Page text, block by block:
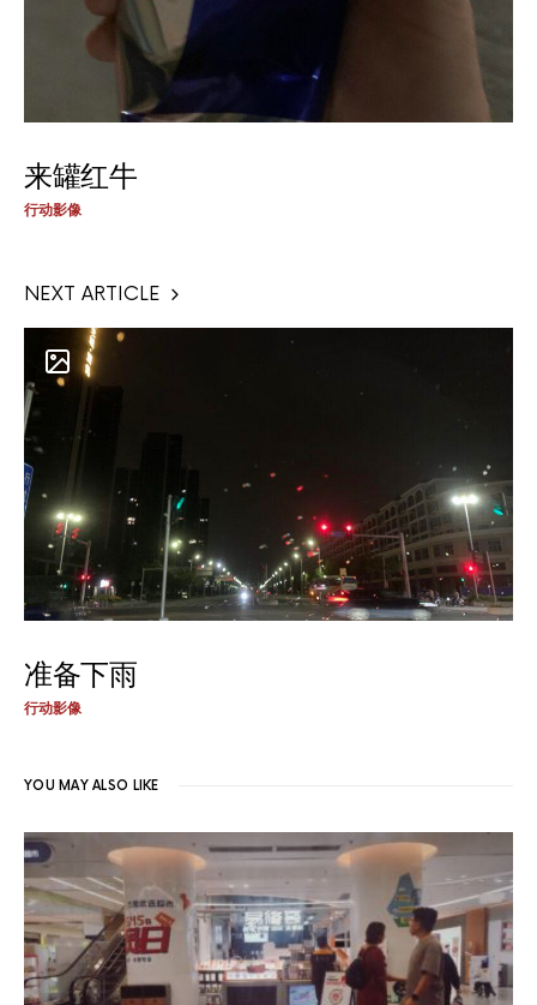
来罐红牛
行动影像
NEXT ARTICLE
准备下雨
行动影像
YOU MAY ALSO LIKE